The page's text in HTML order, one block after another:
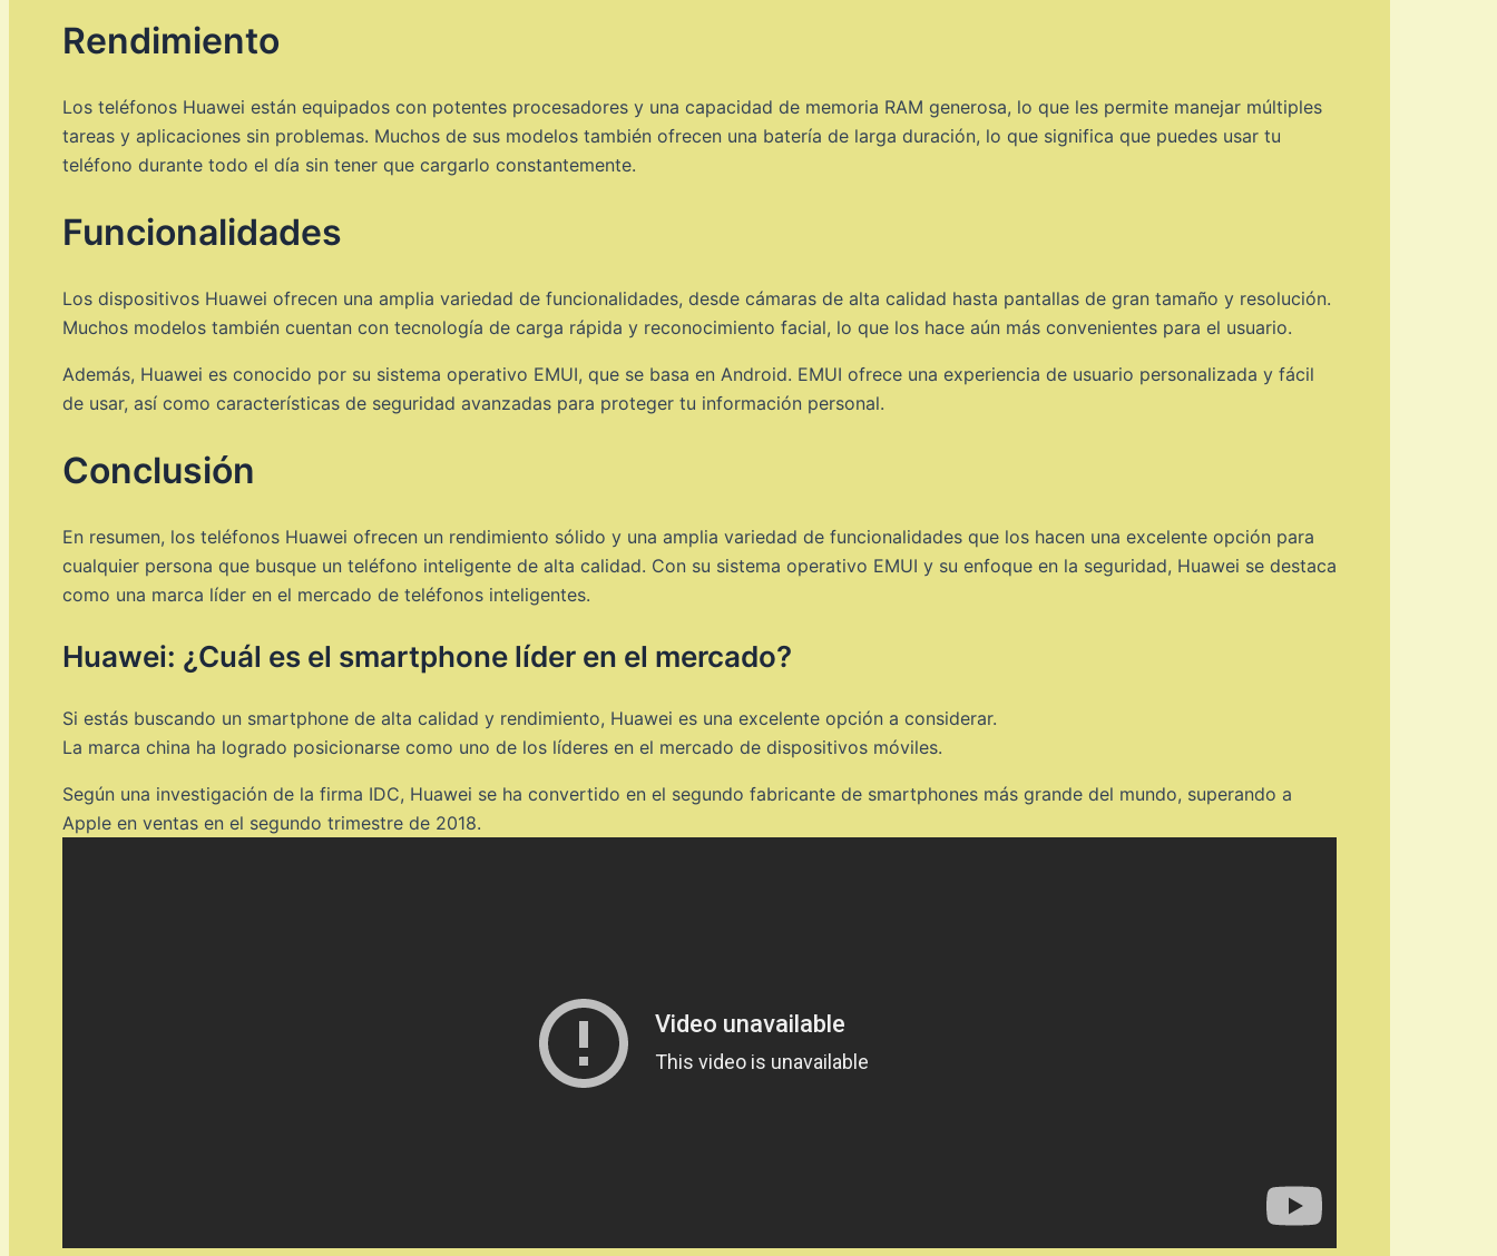
Rendimiento
Los teléfonos Huawei están equipados con potentes procesadores y una capacidad de memoria RAM generosa, lo que les permite manejar múltiples
tareas y aplicaciones sin problemas. Muchos de sus modelos también ofrecen una batería de larga duración, lo que significa que puedes usar tu
teléfono durante todo el día sin tener que cargarlo constantemente.
Funcionalidades
Los dispositivos Huawei ofrecen una amplia variedad de funcionalidades, desde cámaras de alta calidad hasta pantallas de gran tamaño y resolución.
Muchos modelos también cuentan con tecnología de carga rápida y reconocimiento facial, lo que los hace aún más convenientes para el usuario.
Además, Huawei es conocido por su sistema operativo EMUI, que se basa en Android. EMUI ofrece una experiencia de usuario personalizada y fácil
de usar, así como características de seguridad avanzadas para proteger tu información personal.
Conclusión
En resumen, los teléfonos Huawei ofrecen un rendimiento sólido y una amplia variedad de funcionalidades que los hacen una excelente opción para
cualquier persona que busque un teléfono inteligente de alta calidad. Con su sistema operativo EMUI y su enfoque en la seguridad, Huawei se destaca
como una marca líder en el mercado de teléfonos inteligentes.
Huawei: ¿Cuál es el smartphone líder en el mercado?
Si estás buscando un smartphone de alta calidad y rendimiento, Huawei es una excelente opción a considerar.
La marca china ha logrado posicionarse como uno de los líderes en el mercado de dispositivos móviles.
Según una investigación de la firma IDC, Huawei se ha convertido en el segundo fabricante de smartphones más grande del mundo, superando a
Apple en ventas en el segundo trimestre de 2018.